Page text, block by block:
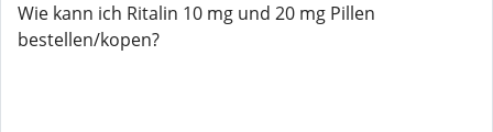
Wie kann ich Ritalin 10 mg und 20 mg Pillen
bestellen/kopen?